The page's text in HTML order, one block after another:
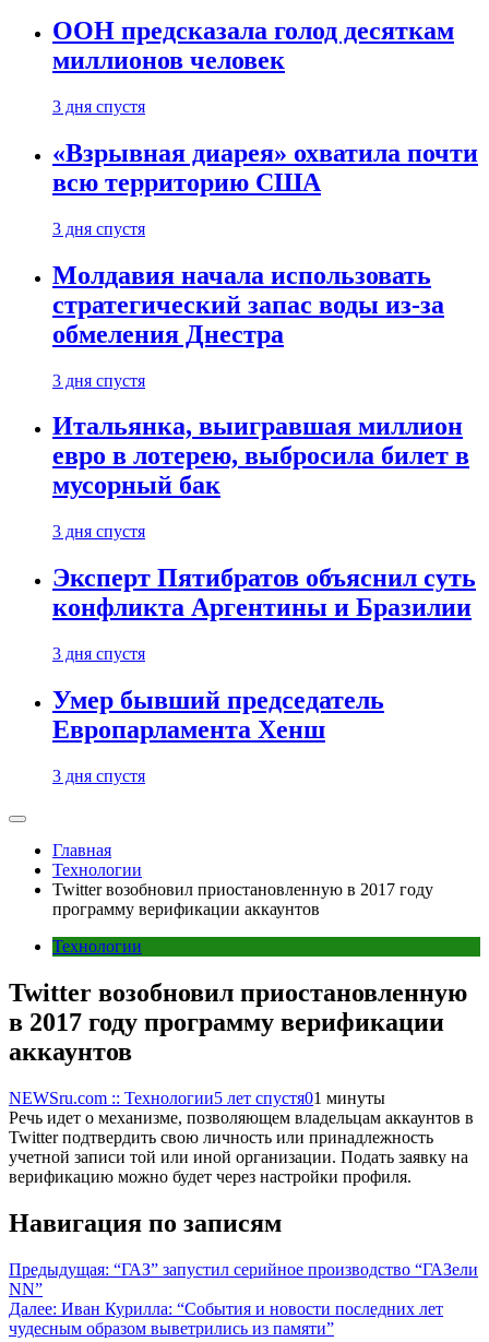
ООН предсказала голод десяткам
миллионов человек
3 дня спустя
«Взрывная диарея» охватила почти
всю территорию США
3 дня спустя
Молдавия начала использовать
стратегический запас воды из-за
обмеления Днестра
3 дня спустя
Итальянка, выигравшая миллион
евро в лотерею, выбросила билет в
мусорный бак
3 дня спустя
Эксперт Пятибратов объяснил суть
конфликта Аргентины и Бразилии
3 дня спустя
Умер бывший председатель
Европарламента Хенш
3 дня спустя
Главная
Технологии
Twitter возобновил приостановленную в 2017 году
программу верификации аккаунтов
Технологии
Twitter возобновил приостановленную
в 2017 году программу верификации
аккаунтов
NEWSru.com :: Технологии5 лет спустя01 минуты
Речь идет о механизме, позволяющем владельцам аккаунтов в
Twitter подтвердить свою личность или принадлежность
учетной записи той или иной организации. Подать заявку на
верификацию можно будет через настройки профиля.
Навигация по записям
Предыдущая: “ГАЗ” запустил серийное производство “ГАЗели
NN”
Далее: Иван Курилла: “События и новости последних лет
чудесным образом выветрились из памяти”